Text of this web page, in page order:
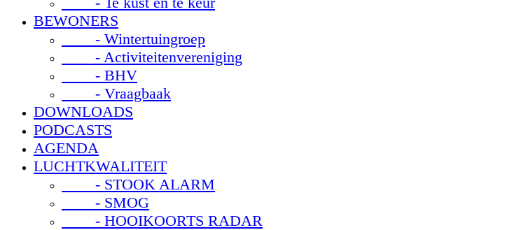
BEWONERS
- Wintertuingroep
- Activiteitenvereniging
- BHV
- Vraagbaak
DOWNLOADS
PODCASTS
AGENDA
LUCHTKWALITEIT
- STOOK ALARM
- SMOG
- HOOIKOORTS RADAR